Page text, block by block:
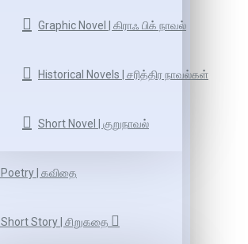
Graphic Novel | கிராஃ பிக் நாவல்
Historical Novels | சரித்திர நாவல்கள்
Short Novel | குறுநாவல்
Poetry | கவிதை
Short Story | சிறுகதை